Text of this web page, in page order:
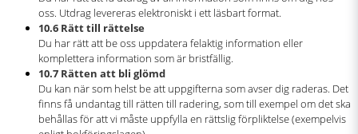
oss. Utdrag levereras elektroniskt i ett läsbart format.
10.6 Rätt till rättelse
Du har rätt att be oss uppdatera felaktig information eller
komplettera information som är bristfällig.
10.7 Rätten att bli glömd
Du kan när som helst be att uppgifterna som avser dig raderas. Det
finns få undantag till rätten till radering, som till exempel om det ska
behållas för att vi måste uppfylla en rättslig förpliktelse (exempelvis